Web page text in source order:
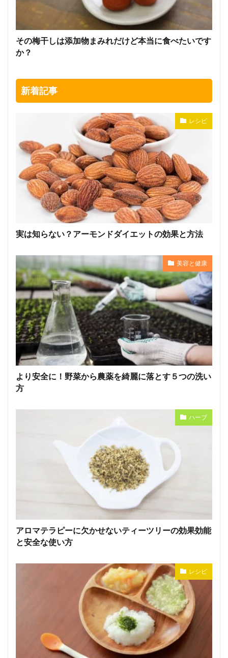
その梅干しは添加物まみれだけど本当に食べたいです
か？
新着記事
レシピ
実は知らない？アーモンドダイエットの効果と方法
美容と健康
より安全に！野菜から農薬を綺麗に落とす５つの洗い
方
ハーブ
アロマテラピーに欠かせないティーツリーの効果効能
と安全な使い方
レシピ